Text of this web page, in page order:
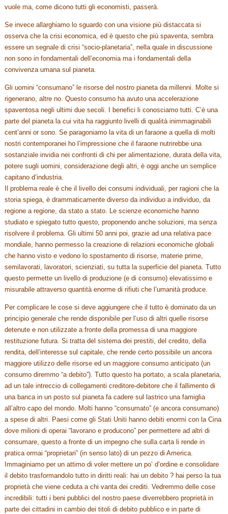
vuole ma, come dicono tutti gli economisti, passerà.
Se invece allarghiamo lo sguardo con una visione più distaccata si
osserva che la crisi economica, ed è questo che più spaventa, sembra
essere un segnale di crisi “socio-planetaria”, nella quale in discussione
non sono in fondamentali dell’economia ma i fondamentali della
convivenza umana sul pianeta.
Gli uomini “consumano” le risorse del nostro pianeta da millenni. Molte si
rigenerano, altre no. Questo consumo ha avuto una accelerazione
spaventosa negli ultimi due secoli. I benefici li conosciamo tutti. C’è una
parte del pianeta la cui vita ha raggiunto livelli di qualità inimmaginabili
cent’anni or sono. Se paragoniamo la vita di un faraone a quella di molti
nostri contemporanei ho l’impressione che il faraone nutrirebbe una
sostanziale invidia nei confronti di chi per alimentazione, durata della vita,
potere sugli uomini, considerazione degli altri, è oggi anche un semplice
capitano d’industria.
Il problema reale è che il livello dei consumi individuali, per ragioni che la
storia spiega, è drammaticamente diverso da individuo a individuo, da
regione a regione, da stato a stato. Le scienze economiche hanno
studiato e spiegato tutto questo, proponendo anche soluzioni, ma senza
risolvere il problema. Gli ultimi 50 anni poi, grazie ad una relativa pace
mondiale, hanno permesso la creazione di relazioni economiche globali
che hanno visto e vedono lo spostamento di risorse, materie prime,
semilavorati, lavoratori, scienziati, su tutta la superficie del pianeta. Tutto
questo permette un livello di produzione (e di consumo) elevatissimo e
misurabile attraverso quantità enorme di rifiuti che l’umanità produce.
Per complicare le cose si deve aggiungere che il tutto è dominato da un
principio generale che rende disponibile per l’uso di altri quelle risorse
detenute e non utilizzate a fronte della promessa di una maggiore
restituzione futura. Si tratta del sistema dei prestiti, del credito, della
rendita, dell’interesse sul capitale, che rende certo possibile un ancora
maggiore utilizzo delle risorse ed un maggiore consumo anticipato (un
consumo diremmo “a debito”). Tutto questo ha portato, a scala planetaria,
ad un tale intreccio di collegamenti creditore-debitore che il fallimento di
una banca in un posto sul pianeta fa cadere sul lastrico una famiglia
all’altro capo del mondo. Molti hanno “consumato” (e ancora consumano)
a spese di altri. Paesi come gli Stati Uniti hanno debiti enormi con la Cina
dove milioni di operai “lavorano e producono” per permettere ad altri di
consumare, questo a fronte di un impegno che sulla carta li rende in
pratica ormai “proprietari” (in senso lato) di un pezzo di America.
Immaginiamo per un attimo di voler mettere un po’ d’ordine e consolidare
il debito trasformandolo tutto in diritti reali: hai un debito ? hai perso la tua
proprietà che viene ceduta a chi vanta dei crediti. Vedremmo delle cose
incredibili: tutti i beni pubblici del nostro paese diverrebbero proprietà in
parte dei cittadini in cambio dei titoli di debito pubblico e in parte di